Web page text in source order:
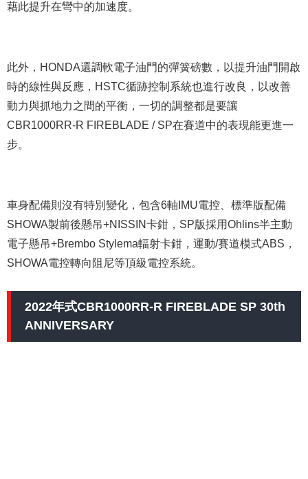
藉此提升在彎中的加速度。
此外，HONDA還調軟電子油門的彈簧磅數，以提升油門開啟
時的線性與反應，HSTC循跡控制系統也進行改良，以改善
動力與抓地力之間的平衡，一切的調整都是要讓
CBR1000RR-R FIREBLADE / SP在賽道中的表現能更進一
步。
車身配備則沒有特別變化，包含6軸IMU電控、標準版配備
SHOWA製前後懸吊+NISSIN卡鉗，SP版採用Ohlins半主動
電子懸吊+Brembo Stylema輻射卡鉗，運動/賽道模式ABS，
SHOWA電控轉向阻尼等頂級電控系統。
2022年式CBR1000RR-R FIREBLADE SP 30th
ANNIVERSARY